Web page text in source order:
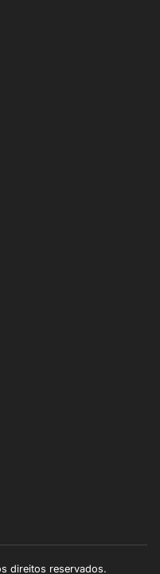
direitos reservados.